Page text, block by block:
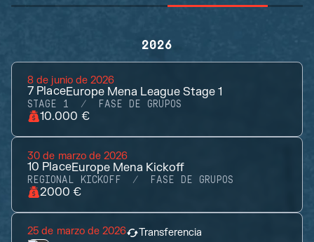
2026
8 de junio de 2026
7 PlaceEurope Mena League Stage 1
STAGE 1 FASE DE GRUPOS
10.000 €
30 de marzo de 2026
10 PlaceEurope Mena Kickoff
REGIONAL KICKOFF FASE DE GRUPOS
2000 €
25 de marzo de 2026 Transferencia